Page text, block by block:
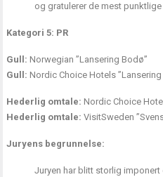
og gratulerer de mest punktlige
Kategori 5: PR
Gull: Norwegian ”Lansering Bodø”
Gull: Nordic Choice Hotels
Hederlig omtale: Nordic Choice
Hederlig omtale: VisitSweden
Juryens begrunnelse:
Juryen har blitt storlig